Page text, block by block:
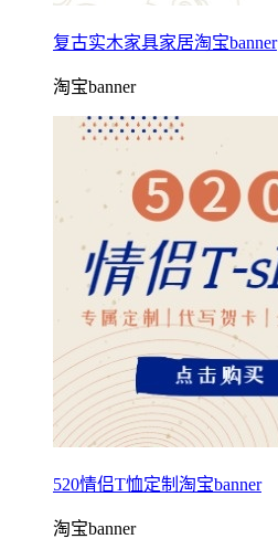
复古实木家具家居淘宝banner
淘宝banner
520情侣T恤定制淘宝banner
淘宝banner